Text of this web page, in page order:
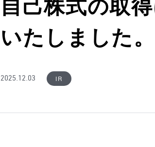
いたしました。
2025.12.03 IR